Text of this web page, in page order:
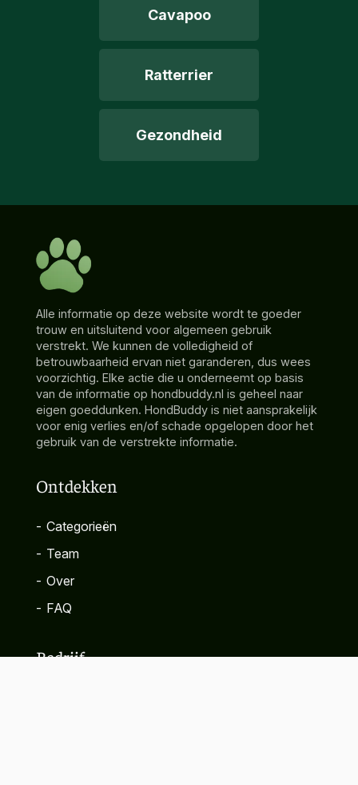
Cavapoo
Ratterrier
Gezondheid
Alle informatie op deze website wordt te goeder
trouw en uitsluitend voor algemeen gebruik
verstrekt. We kunnen de volledigheid of
betrouwbaarheid ervan niet garanderen, dus wees
voorzichtig. Elke actie die u onderneemt op basis
van de informatie op hondbuddy.nl is geheel naar
eigen goeddunken. HondBuddy is niet aansprakelijk
voor enig verlies en/of schade opgelopen door het
gebruik van de verstrekte informatie.
Ontdekken
- Categorieën
- Team
- Over
- FAQ
Bedrijf